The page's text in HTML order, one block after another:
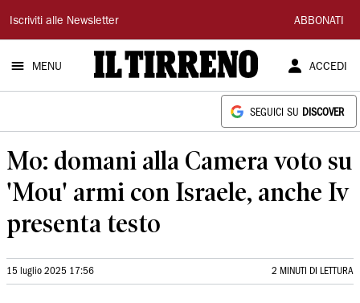
Il
Tirreno
Iscriviti alle Newsletter ABBONATI
MENU ACCEDI
SEGUICI SU DISCOVER
Mo: domani alla Camera voto su
'Mou' armi con Israele, anche Iv
presenta testo
15 luglio 2025 17:56 2 MINUTI DI LETTURA